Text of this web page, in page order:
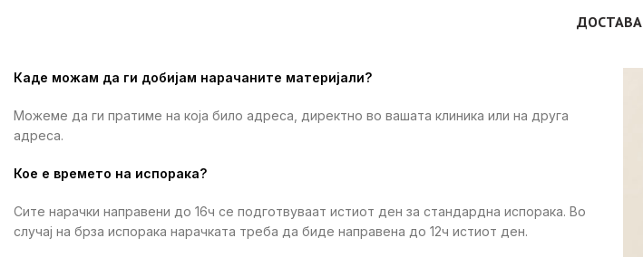
ДОСТАВА
Каде можам да ги добијам нарачаните материјали?
Можеме да ги пратиме на која било адреса, директно во вашата клиника или на друга
адреса.
Кое е времето на испорака?
Сите нарачки направени до 16ч се подготвуваат истиот ден за стандардна испорака. Во
случај на брза испорака нарачката треба да биде направена до 12ч истиот ден.